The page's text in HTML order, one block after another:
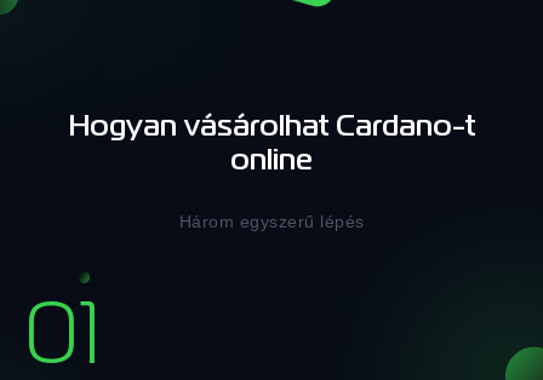
Hogyan vásárolhat Cardano-t
online
Három egyszerű lépés
01